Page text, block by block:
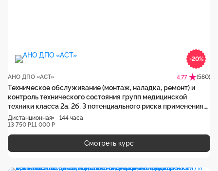
-20%
АНО ДПО «АСТ» 4.77 (580)
Техническое обслуживание (монтаж, наладка, ремонт) и
контроль технического состояния групп медицинской
техники класса 2а, 2б, 3 потенциального риска применения,
программа повышения квалификации
Дистанционная
144 часа
13 750 ₽11 000 ₽
Смотреть курс